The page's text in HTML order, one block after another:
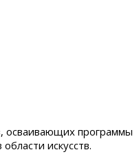
осваивающих программы
искусств.